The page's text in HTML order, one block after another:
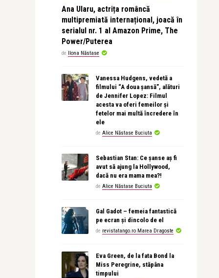
Ana Ularu, actrița româncă
multipremiată internațional, joacă în
serialul nr. 1 al Amazon Prime, The
Power/Puterea
de Ilona Năstase
Vanessa Hudgens, vedetă a
filmului “A doua șansă”, alături
de Jennifer Lopez: Filmul
acesta va oferi femeilor și
fetelor mai multă încredere în
ele
de Alice Năstase Buciuta
Sebastian Stan: Ce șanse aș fi
avut să ajung la Hollywood,
dacă nu era mama mea?!
de Alice Năstase Buciuta
Gal Gadot – femeia fantastică
pe ecran și dincolo de el
de revistatango.ro Marea Dragoste
Eva Green, de la fata Bond la
Miss Peregrine, stăpâna
timpului